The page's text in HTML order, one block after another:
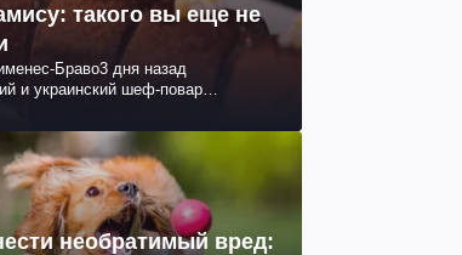
такого вы еще не
Браво3 дня назад
и украинский шеф-повар
необратимый вред: